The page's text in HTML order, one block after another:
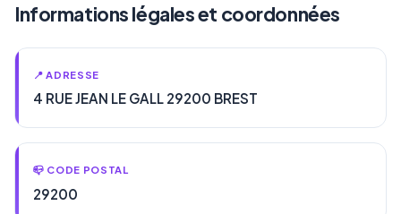
Informations légales et coordonnées
📍 ADRESSE
4 RUE JEAN LE GALL 29200 BREST
📪 CODE POSTAL
29200